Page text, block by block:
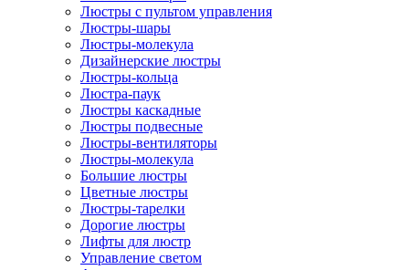
Люстры с пультом управления
Люстры-шары
Люстры-молекула
Дизайнерские люстры
Люстры-кольца
Люстра-паук
Люстры каскадные
Люстры подвесные
Люстры-вентиляторы
Люстры-молекула
Большие люстры
Цветные люстры
Люстры-тарелки
Дорогие люстры
Лифты для люстр
Управление светом